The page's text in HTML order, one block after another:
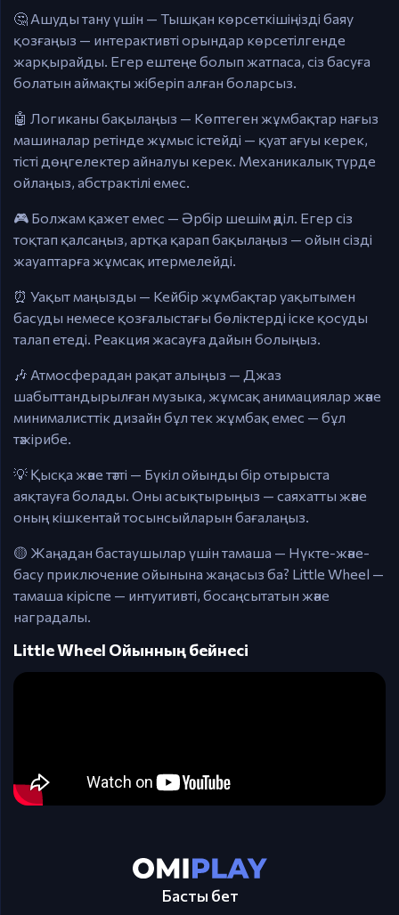
🤔 Ашуды тану үшін — Тышқан көрсеткішіңізді баяу
қозғаңыз — интерактивті орындар көрсетілгенде
жарқырайды. Егер ештеңе болып жатпаса, сіз басуға
болатын аймақты жіберіп алған боларсыз.
🤖 Логиканы бақылаңыз — Көптеген жұмбақтар нағыз
машиналар ретінде жұмыс істейді — қуат ағуы керек,
тісті дөңгелектер айналуы керек. Механикалық түрде
ойлаңыз, абстрактілі емес.
🎮 Болжам қажет емес — Әрбір шешім әділ. Егер сіз
тоқтап қалсаңыз, артқа қарап бақылаңыз — ойын сізді
жауаптарға жұмсақ итермелейді.
⏰ Уақыт маңызды — Кейбір жұмбақтар уақытымен
басуды немесе қозғалыстағы бөліктерді іске қосуды
талап етеді. Реакция жасауға дайын болыңыз.
🎶 Атмосферадан рақат алыңыз — Джаз
шабыттандырылған музыка, жұмсақ анимациялар және
минималисттік дизайн бұл тек жұмбақ емес — бұл
тәжірибе.
💡 Қысқа және тәтті — Бүкіл ойынды бір отырыста
аяқтауға болады. Оны асықтырыңыз — саяхатты және
оның кішкентай тосынсыйларын бағалаңыз.
🟡 Жаңадан бастаушылар үшін тамаша — Нүкте-және-
басу приключение ойынына жаңасыз ба? Little Wheel —
тамаша кіріспе — интуитивті, босаңсытатын және
наградалы.
Little Wheel Ойынның бейнесі
Басты бет